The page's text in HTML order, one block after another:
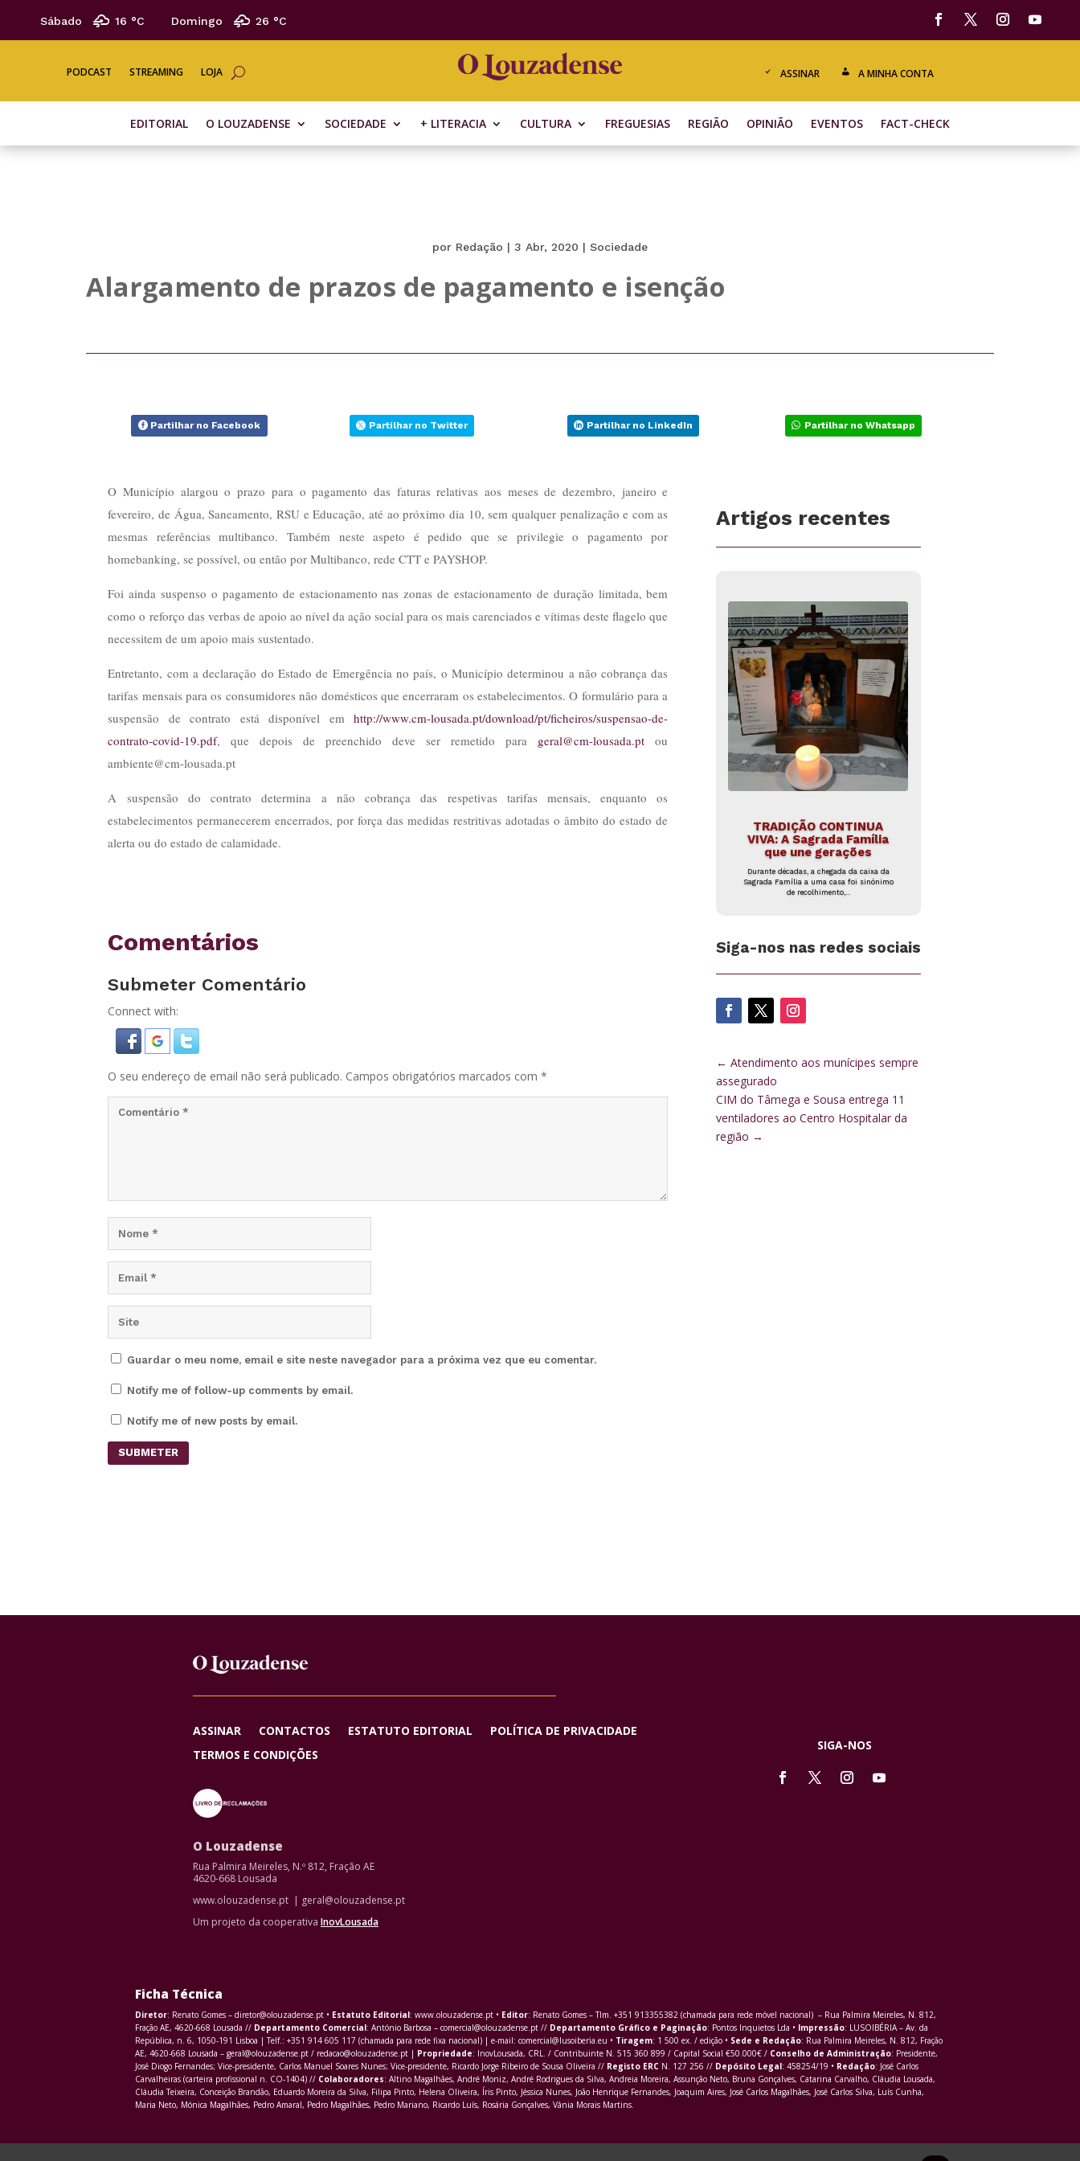
Sábado 16 °C Domingo 26 °C
PODCAST STREAMING LOJA ASSINAR A MINHA CONTA
EDITORIAL O LOUZADENSE SOCIEDADE + LITERACIA CULTURA FREGUESIAS REGIÃO OPINIÃO EVENTOS FACT-CHECK
por Redação | 3 Abr, 2020 | Sociedade
Alargamento de prazos de pagamento e isenção
Partilhar no Facebook Partilhar no Twitter Partilhar no LinkedIn Partilhar no Whatsapp
O Município alargou o prazo para o pagamento das faturas relativas aos meses de dezembro, janeiro e
fevereiro, de Água, Saneamento, RSU e Educação, até ao próximo dia 10, sem qualquer penalização e com as
mesmas referências multibanco. Também neste aspeto é pedido que se privilegie o pagamento por
homebanking, se possível, ou então por Multibanco, rede CTT e PAYSHOP.
Foi ainda suspenso o pagamento de estacionamento nas zonas de estacionamento de duração limitada, bem
como o reforço das verbas de apoio ao nível da ação social para os mais carenciados e vítimas deste flagelo que
necessitem de um apoio mais sustentado.
Entretanto, com a declaração do Estado de Emergência no país, o Município determinou a não cobrança das
tarifas mensais para os consumidores não domésticos que encerraram os estabelecimentos. O formulário para a
suspensão de contrato está disponível emhttp://www.cm-lousada.pt/download/pt/ficheiros/suspensao-de-
contrato-covid-19.pdf, que depois de preenchido deve ser remetido para geral@cm-lousada.pt ou
ambiente@cm-lousada.pt
A suspensão do contrato determina a não cobrança das respetivas tarifas mensais, enquanto os
estabelecimentos permanecerem encerrados, por força das medidas restritivas adotadas o âmbito do estado de
alerta ou do estado de calamidade.
Comentários
Submeter Comentário
Connect with:
O seu endereço de email não será publicado. Campos obrigatórios marcados com*
Guardar o meu nome, email e site neste navegador para a próxima vez que eu comentar.
Notify me of follow-up comments by email.
Notify me of new posts by email.
SUBMETER
Artigos recentes
TRADIÇÃO CONTINUA
VIVA: A Sagrada Família
que une gerações
Durante décadas, a chegada da caixa da
Sagrada Família a uma casa foi sinónimo
de recolhimento,...
Siga-nos nas redes sociais
← Atendimento aos munícipes sempre
assegurado
CIM do Tâmega e Sousa entrega 11
ventiladores ao Centro Hospitalar da
região →
ASSINAR CONTACTOS ESTATUTO EDITORIAL
POLÍTICA DE PRIVACIDADE
TERMOS E CONDIÇÕES
O Louzadense
Rua Palmira Meireles, N.º 812, Fração AE
4620-668 Lousada
www.olouzadense.pt | geral@olouzadense.pt
Um projeto da cooperativa InovLousada
SIGA-NOS
Ficha Técnica
Diretor: Renato Gomes – diretor@olouzadense.pt • Estatuto Editorial: www.olouzadense.pt • Editor: Renato Gomes – Tlm. +351 913355382 (chamada para rede móvel nacional) – Rua Palmira Meireles, N. 812,
Fração AE, 4620-668 Lousada // Departamento Comercial: António Barbosa – comercial@olouzadense.pt // Departamento Gráfico e Paginação: Pontos Inquietos Lda • Impressão: LUSOIBÉRIA – Av. da
República, n. 6, 1050-191 Lisboa | Telf.: +351 914 605 117 (chamada para rede fixa nacional) | e-mail: comercial@lusoiberia.eu • Tiragem: 1 500 ex. / edição • Sede e Redação: Rua Palmira Meireles, N. 812, Fração
AE, 4620-668 Lousada – geral@olouzadense.pt / redacao@olouzadense.pt | Propriedade: InovLousada, CRL. / Contribuinte N. 515 360 899 / Capital Social €50.000€ / Conselho de Administração: Presidente,
José Diogo Fernandes; Vice-presidente, Carlos Manuel Soares Nunes; Vice-presidente, Ricardo Jorge Ribeiro de Sousa Oliveira // Registo ERC N. 127 256 // Depósito Legal: 458254/19 • Redação: José Carlos
Carvalheiras (carteira profissional n. CO-1404) // Colaboradores: Altino Magalhães, André Moniz, André Rodrigues da Silva, Andreia Moreira, Assunção Neto, Bruna Gonçalves, Catarina Carvalho, Cláudia Lousada,
Cláudia Teixeira, Conceição Brandão, Eduardo Moreira da Silva, Filipa Pinto, Helena Oliveira, Íris Pinto, Jéssica Nunes, João Henrique Fernandes, Joaquim Aires, José Carlos Magalhães, José Carlos Silva, Luís Cunha,
Maria Neto, Mónica Magalhães, Pedro Amaral, Pedro Magalhães, Pedro Mariano, Ricardo Luís, Rosária Gonçalves, Vânia Morais Martins.